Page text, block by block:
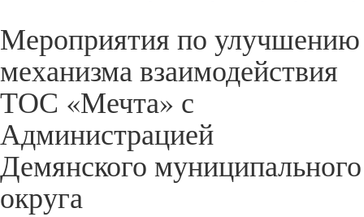
Мероприятия по улучшению
механизма взаимодействия
ТОС «Мечта» с
Администрацией
Демянского муниципального
округа